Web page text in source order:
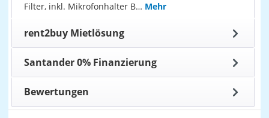
Filter, inkl. Mikrofonhalter B… Mehr
rent2buy Mietlösung
Santander 0% Finanzierung
Bewertungen